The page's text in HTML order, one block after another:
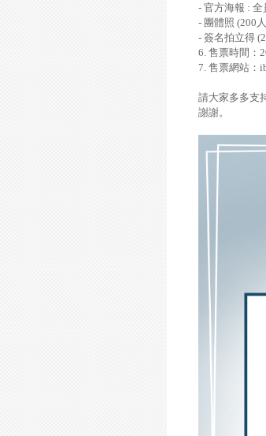
- 官方海報 : 全
- 團體照 (200 人
- 簽名拍立得
6. 售票時間：
7. 售票網站：
請大家多多支
謝謝。